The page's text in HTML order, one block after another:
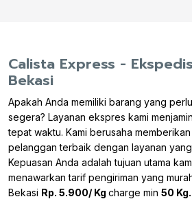
Calista Express -
Bekasi
Apakah Anda memiliki barang yang
segera? Layanan ekspres kami
tepat waktu. Kami berusaha
pelanggan terbaik dengan layanan
Kepuasan Anda adalah tujuan utama
menawarkan tarif pengiriman yang
Bekasi Rp. 5.900/ Kg charge min 50 Kg.